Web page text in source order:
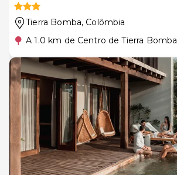
Tierra Bomba, Colômbia
A 1.0 km de Centro de Tierra Bomba